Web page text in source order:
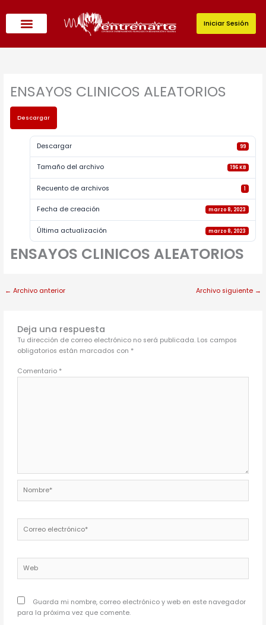
contenido
Iniciar Sesión
ENSAYOS CLINICOS ALEATORIOS
Descargar
Descargar 99
Tamaño del archivo 196 KB
Recuento de archivos 1
Fecha de creación marzo 8, 2023
Última actualización marzo 8, 2023
ENSAYOS CLINICOS ALEATORIOS
← Archivo anterior Archivo siguiente →
Deja una respuesta
Tu dirección de correo electrónico no será publicada. Los campos
obligatorios están marcados con *
Comentario *
electrónico*
Guarda mi nombre, correo electrónico y web en este navegador
para la próxima vez que comente.